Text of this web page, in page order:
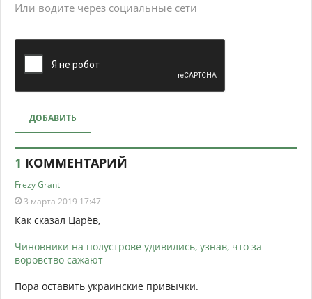
Или водите через социальные сети
ДОБАВИТЬ
1 КОММЕНТАРИЙ
Frezy Grant
3 марта 2019 17:47
Как сказал Царёв,
Чиновники на полустрове удивились, узнав, что за
воровство сажают
Пора оставить украинские привычки.